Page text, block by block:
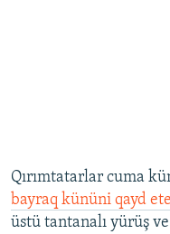
Qırımtatarlar cuma
bayraq kününi qayd ete
üstü tantanalı yürüş